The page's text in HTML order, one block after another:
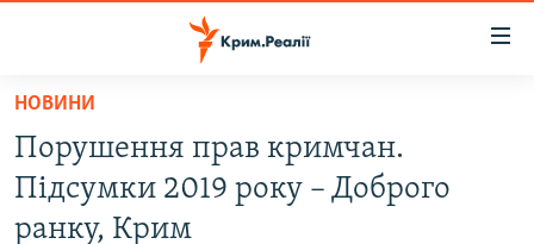
Перейти
основного
матеріалу
Перейти
ВОДА.КРИМ
ВІДЕО ТА ФОТО
НОВИНИ
Порушення прав кримчан.
Підсумки 2019 року – Доброго
ранку, Крим